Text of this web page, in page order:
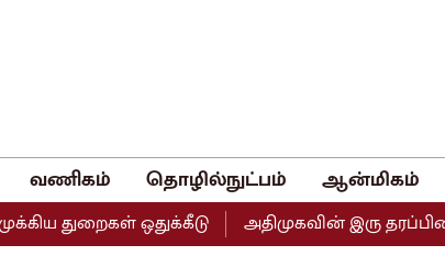
வணிகம் தொழில்நுட்பம் ஆன்மிகம்
ஒதுக்கீடு அதிமுகவின் இரு தரப்பினரின்